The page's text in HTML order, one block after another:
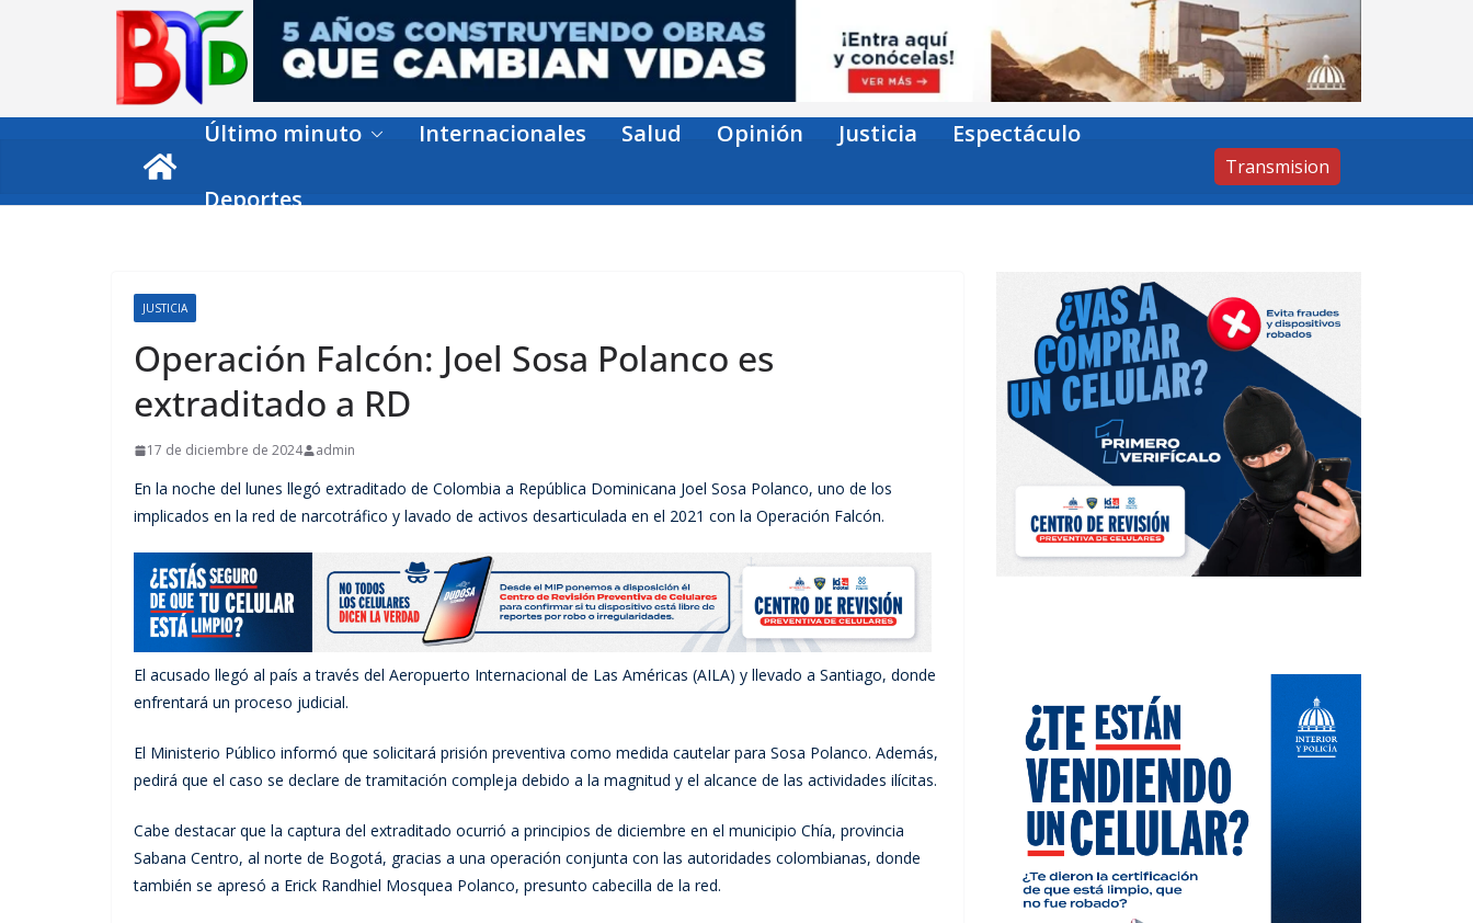
Último minuto Internacionales Salud Opinión Justicia Espectáculo
Deportes
Transmision
JUSTICIA
Operación Falcón: Joel Sosa Polanco es
extraditado a RD
17 de diciembre de 2024 admin
En la noche del lunes llegó extraditado de Colombia a República Dominicana Joel Sosa Polanco, uno de los
implicados en la red de narcotráfico y lavado de activos desarticulada en el 2021 con la Operación Falcón.
El acusado llegó al país a través del Aeropuerto Internacional de Las Américas (AILA) y llevado a Santiago, donde
enfrentará un proceso judicial.
El Ministerio Público informó que solicitará prisión preventiva como medida cautelar para Sosa Polanco. Además,
pedirá que el caso se declare de tramitación compleja debido a la magnitud y el alcance de las actividades ilícitas.
Cabe destacar que la captura del extraditado ocurrió a principios de diciembre en el municipio Chía, provincia
Sabana Centro, al norte de Bogotá, gracias a una operación conjunta con las autoridades colombianas, donde
también se apresó a Erick Randhiel Mosquea Polanco, presunto cabecilla de la red.